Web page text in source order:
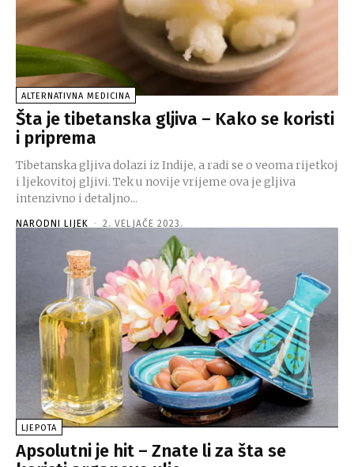
ALTERNATIVNA MEDICINA
Šta je tibetanska gljiva – Kako se koristi
i priprema
Tibetanska gljiva dolazi iz Indije, a radi se o veoma rijetkoj
i ljekovitoj gljivi. Tek u novije vrijeme ova je gljiva
intenzivno i detaljno...
NARODNI LIJEK - 2. VELJAČE 2023.
LJEPOTA
Apsolutni je hit – Znate li za šta se